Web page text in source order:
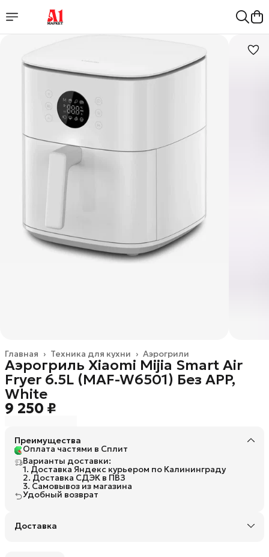
Аэрогрили
Техника для кухни ›
Главная ›
Аэрогриль Xiaomi Mijia Smart Air
Fryer 6.5L (MAF-W6501) Без APP,
White
9 250 ₽
Преимущества
Оплата частями в Сплит
Варианты доставки:
1. Доставка Яндекс курьером по Калининграду
2. Доставка СДЭК в ПВЗ
3. Самовывоз из магазина
Удобный возврат
Доставка